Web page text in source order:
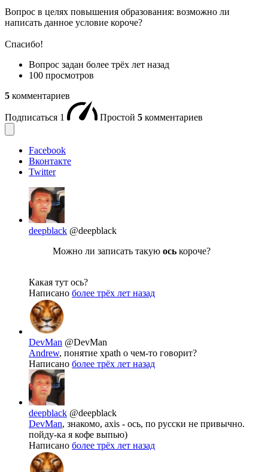
Вопрос в целях повышения образования: возможно ли
написать данное условие короче?
Спасибо!
Вопрос задан более трёх лет назад
100 просмотров
5 комментариев
Подписаться 1 Простой 5 комментариев
Facebook
Вконтакте
Twitter
deepblack @deepblack
Можно ли записать такую ось короче?
Какая тут ось?
Написано более трёх лет назад
DevMan @DevMan
Andrew, понятие xpath о чем-то говорит?
Написано более трёх лет назад
deepblack @deepblack
DevMan, знакомо, axis - ось, по русски не привычно.
пойду-ка я кофе выпью)
Написано более трёх лет назад